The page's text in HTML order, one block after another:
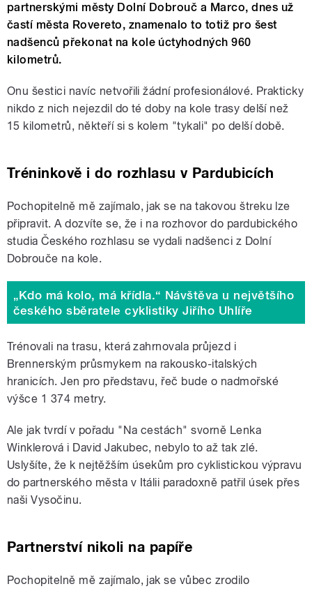
partnerskými městy Dolní Dobrouč a Marco, dnes už
častí města Rovereto, znamenalo to totiž pro šest
nadšenců překonat na kole úctyhodných 960
kilometrů.
Onu šestici navíc netvořili žádní profesionálové. Prakticky
nikdo z nich nejezdil do té doby na kole trasy delší než
15 kilometrů, někteří si s kolem "tykali" po delší době.
Tréninkově i do rozhlasu v Pardubicích
Pochopitelně mě zajímalo, jak se na takovou štreku lze
připravit. A dozvíte se, že i na rozhovor do pardubického
studia Českého rozhlasu se vydali nadšenci z Dolní
Dobrouče na kole.
„Kdo má kolo, má křídla.“ Návštěva u největšího
českého sběratele cyklistiky Jiřího Uhlíře
Trénovali na trasu, která zahrnovala průjezd i
Brennerským průsmykem na rakousko-italských
hranicích. Jen pro představu, řeč bude o nadmořské
výšce 1 374 metry.
Ale jak tvrdí v pořadu "Na cestách" svorně Lenka
Winklerová i David Jakubec, nebylo to až tak zlé.
Uslyšíte, že k nejtěžším úsekům pro cyklistickou výpravu
do partnerského města v Itálii paradoxně patřil úsek přes
naši Vysočinu.
Partnerství nikoli na papíře
Pochopitelně mě zajímalo, jak se vůbec zrodilo